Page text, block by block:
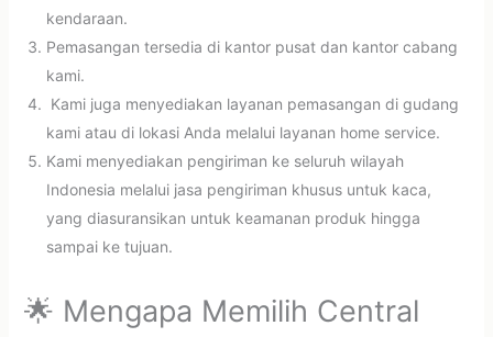
kendaraan.
Pemasangan tersedia di kantor pusat dan kantor cabang
kami.
Kami juga menyediakan layanan pemasangan di gudang
kami atau di lokasi Anda melalui layanan home service.
Kami menyediakan pengiriman ke seluruh wilayah
Indonesia melalui jasa pengiriman khusus untuk kaca,
yang diasuransikan untuk keamanan produk hingga
sampai ke tujuan.
🌟 Mengapa Memilih Central